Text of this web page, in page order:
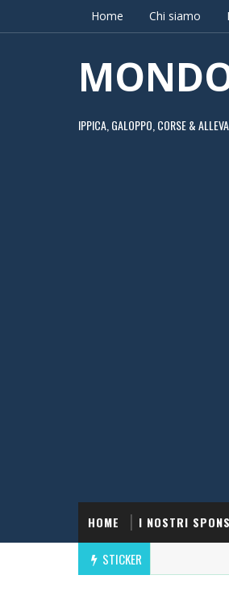
Home Chi siamo
IPPICA, GALOPPO, CORSE &
HOME I NOSTRI
STICKER